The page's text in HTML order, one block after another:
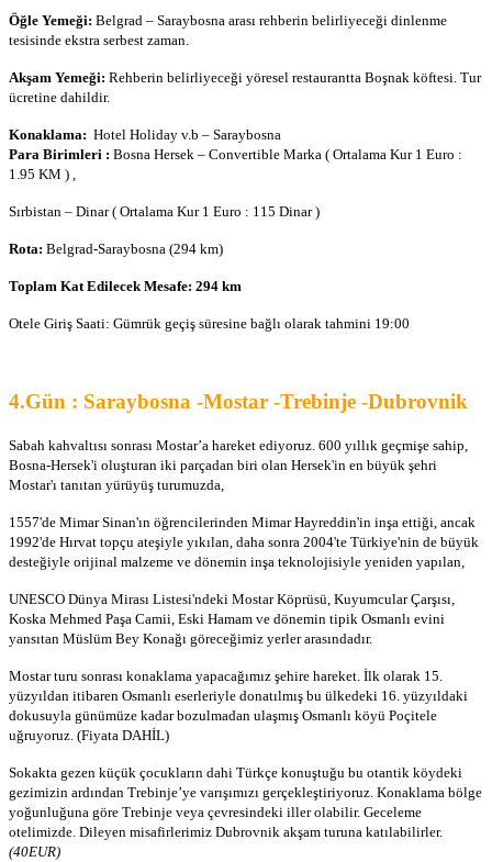
Öğle Yemeği: Belgrad – Saraybosna arası rehberin belirliyeceği dinlenme
tesisinde ekstra serbest zaman.
Akşam Yemeği: Rehberin belirliyeceği yöresel restaurantta Boşnak köftesi. Tur
ücretine dahildir.
Konaklama: Hotel Holiday v.b – Saraybosna
Para Birimleri : Bosna Hersek – Convertible Marka ( Ortalama Kur 1 Euro :
1.95 KM ) ,
Sırbistan – Dinar ( Ortalama Kur 1 Euro : 115 Dinar )
Rota: Belgrad-Saraybosna (294 km)
Toplam Kat Edilecek Mesafe: 294 km
Otele Giriş Saati: Gümrük geçiş süresine bağlı olarak tahmini 19:00
4.Gün : Saraybosna -Mostar -Trebinje -Dubrovnik
Sabah kahvaltısı sonrası Mostar’a hareket ediyoruz. 600 yıllık geçmişe sahip,
Bosna-Hersek'i oluşturan iki parçadan biri olan Hersek'in en büyük şehri
Mostar'ı tanıtan yürüyüş turumuzda,
1557'de Mimar Sinan'ın öğrencilerinden Mimar Hayreddin'in inşa ettiği, ancak
1992'de Hırvat topçu ateşiyle yıkılan, daha sonra 2004'te Türkiye'nin de büyük
desteğiyle orijinal malzeme ve dönemin inşa teknolojisiyle yeniden yapılan,
UNESCO Dünya Mirası Listesi'ndeki Mostar Köprüsü, Kuyumcular Çarşısı,
Koska Mehmed Paşa Camii, Eski Hamam ve dönemin tipik Osmanlı evini
yansıtan Müslüm Bey Konağı göreceğimiz yerler arasındadır.
Mostar turu sonrası konaklama yapacağımız şehire hareket. İlk olarak 15.
yüzyıldan itibaren Osmanlı eserleriyle donatılmış bu ülkedeki 16. yüzyıldaki
dokusuyla günümüze kadar bozulmadan ulaşmış Osmanlı köyü Poçitele
uğruyoruz. (Fiyata DAHİL)
Sokakta gezen küçük çocukların dahi Türkçe konuştuğu bu otantik köydeki
gezimizin ardından Trebinje’ye varışımızı gerçekleştiriyoruz. Konaklama bölge
yoğunluğuna göre Trebinje veya çevresindeki iller olabilir. Geceleme
otelimizde. Dileyen misafirlerimiz Dubrovnik akşam turuna katılabilirler.
(40EUR)